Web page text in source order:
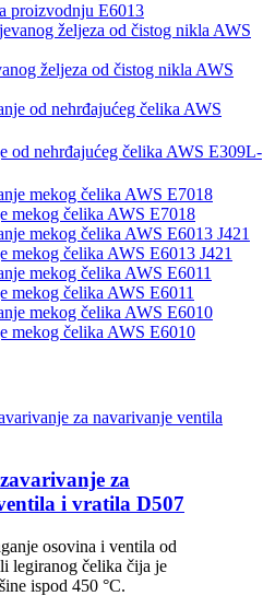
proizvodnju E6013
željeza od čistog nikla AWS
od nehrđajućeg čelika AWS E309L-
mekog čelika AWS E7018
mekog čelika AWS E6013 J421
mekog čelika AWS E6011
mekog čelika AWS E6010
za
i vratila D507
osovina i ventila od
legiranog čelika čija je
ispod 450 °C.